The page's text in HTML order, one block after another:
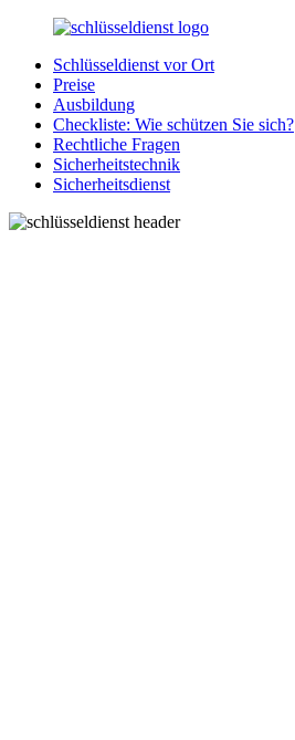
Zurück
Inhalt
SchluesseldienstDirekt.de
Ihre
Notlage
wird
gelöst!
Schlüsseldienst vor Ort
Preise
Ausbildung
Checkliste: Wie schützen Sie sich?
Rechtliche Fragen
Sicherheitstechnik
Sicherheitsdienst